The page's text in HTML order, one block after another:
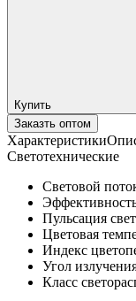
Купить
Заказть оптом
Характеристики
Светотехнические
Световой
Пульсация
Цветовая
Индекс
Угол
Класс